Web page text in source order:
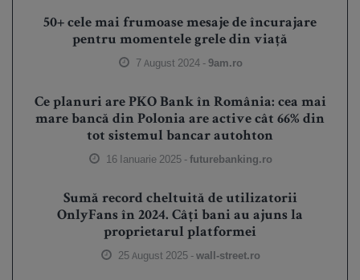
50+ cele mai frumoase mesaje de încurajare
pentru momentele grele din viață
7 August 2024 -9am.ro
Ce planuri are PKO Bank în România: cea mai
mare bancă din Polonia are active cât 66% din
tot sistemul bancar autohton
16 Ianuarie 2025 -futurebanking.ro
Sumă record cheltuită de utilizatorii
OnlyFans în 2024. Câți bani au ajuns la
proprietarul platformei
25 August 2025 -wall-street.ro